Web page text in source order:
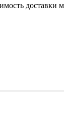
доставки